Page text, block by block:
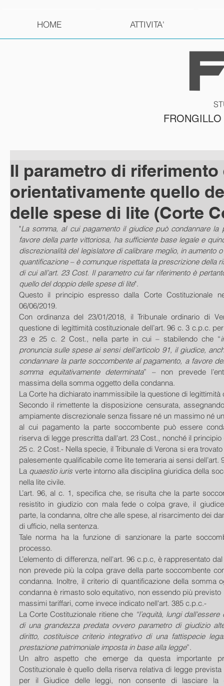
HOME ATTIVITA'
Il parametro di riferimento
orientativamente quello
delle spese di lite (Corte
"La somma, al cui pagamento il giudice può condannare la
favore della parte vittoriosa, ha sufficiente base legale e
discrezionalità del legislatore di calibrare meglio, in aumento
quantificazione – è comunque rispettata la prescrizione della
di cui all’art. 23 Cost. Il parametro cui far riferimento è
quello del doppio delle spese di lite".
Questo il principio espresso dalla Corte Costituzionale
06/06/2019.
Con ordinanza del 23/01/2018, il Tribunale ordinario di
questione di legittimità costituzionale dell’art. 96 c. 3 c.p.c.
23 e 25 c. 2 Cost., nella parte in cui – stabilendo che “
pronuncia sulle spese ai sensi dell’articolo 91, il giudice,
condannare la parte soccombente al pagamento, a favore
somma equitativamente determinata” – non prevede
massima della somma oggetto della condanna.
La Corte ha dichiarato inammissibile la questione di legittimità
Secondo il rimettente la disposizione censurata,
ampiamente discrezionale senza fissare né un massimo né
al cui pagamento la parte soccombente può essere
riserva di legge prescritta dall'art. 23 Cost., nonché il
25 c. 2 Cost.- Nella specie, il Tribunale di Verona si era
palesemente qualificabile come lite temeraria ai sensi dell’art.
La quaestio iuris verte intorno alla disciplina giuridica della
nella lite civile.
L’art. 96, al c. 1, specifica che, se risulta che la parte
resistito in giudizio con mala fede o colpa grave, il
parte, la condanna, oltre che alle spese, al risarcimento dei
di ufficio, nella sentenza.
Tale norma ha la funzione di sanzionare la parte
processo.
L’elemento di differenza, nell'art. 96 c.p.c, è rappresentato
non prevede più la colpa grave della parte soccombente
condanna. Inoltre, il criterio di quantificazione della somma
condanna è rimasto solo equitativo, non essendo più
massimi tariffari, come invece indicato nell'art. 385 c.p.c.-
La Corte Costituzionale ritiene che “l’equità, lungi
di una grandezza predata ovvero parametro di giudizio
diritto, costituisce criterio integrativo di una fattispecie
prestazione patrimoniale imposta in base alla legge”.
Un altro aspetto che emerge da questa importante
Costituzionale è quello della riserva relativa di legge
per il Giudice delle leggi, non consente di lasciare la